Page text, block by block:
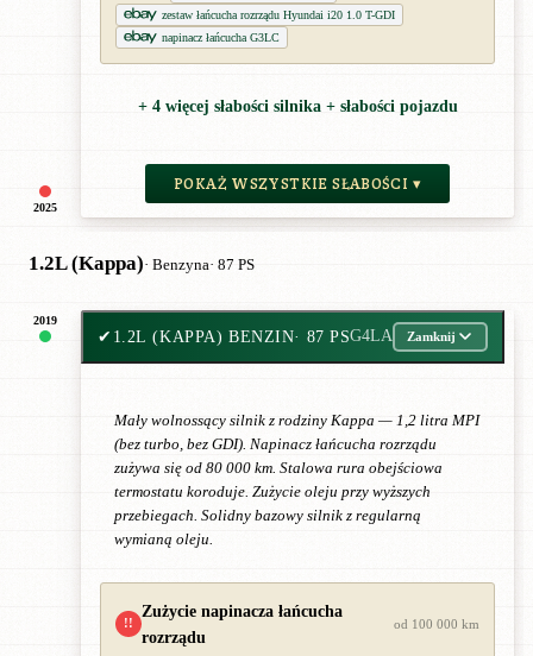
2025
zestaw łańcucha rozrządu Hyundai i20 1.0 T-GDI
napinacz łańcucha G3LC
+ 4 więcej słabości silnika + słabości pojazdu
POKAŻ WSZYSTKIE SŁABOŚCI ▾
1.2L (Kappa)· Benzyna· 87 PS
2019
✔ 1.2L (KAPPA) BENZIN· 87 PSG4LA Zamknij
Mały wolnossący silnik z rodziny Kappa — 1,2 litra MPI
(bez turbo, bez GDI). Napinacz łańcucha rozrządu
zużywa się od 80 000 km. Stalowa rura obejściowa
termostatu koroduje. Zużycie oleju przy wyższych
przebiegach. Solidny bazowy silnik z regularną
wymianą oleju.
!!
Zużycie napinacza łańcucha
rozrządu
od 100 000 km